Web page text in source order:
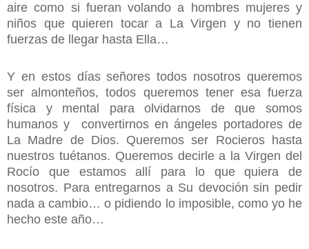
aire como si fueran volando a hombres mujeres y
niños que quieren tocar a La Virgen y no tienen
fuerzas de llegar hasta Ella…
Y en estos días señores todos nosotros queremos
ser almonteños, todos queremos tener esa fuerza
física y mental para olvidarnos de que somos
humanos y
convertirnos en ángeles portadores de
La Madre de Dios. Queremos ser Rocieros hasta
nuestros tuétanos. Queremos decirle a la Virgen del
Rocío que estamos allí para lo que quiera de
nosotros. Para entregarnos a Su devoción sin pedir
nada a cambio… o pidiendo lo imposible, como yo he
hecho este año…